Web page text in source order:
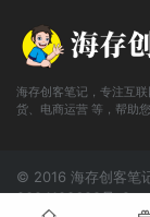
海存创客笔记，专注互
货、电商运营 等，帮助
© 2016 海存创客笔
2024108698号-2